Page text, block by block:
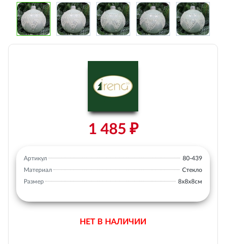
1 485 ₽
Артикул
80-439
Материал
Стекло
Размер
8х8х8см
НЕТ В НАЛИЧИИ